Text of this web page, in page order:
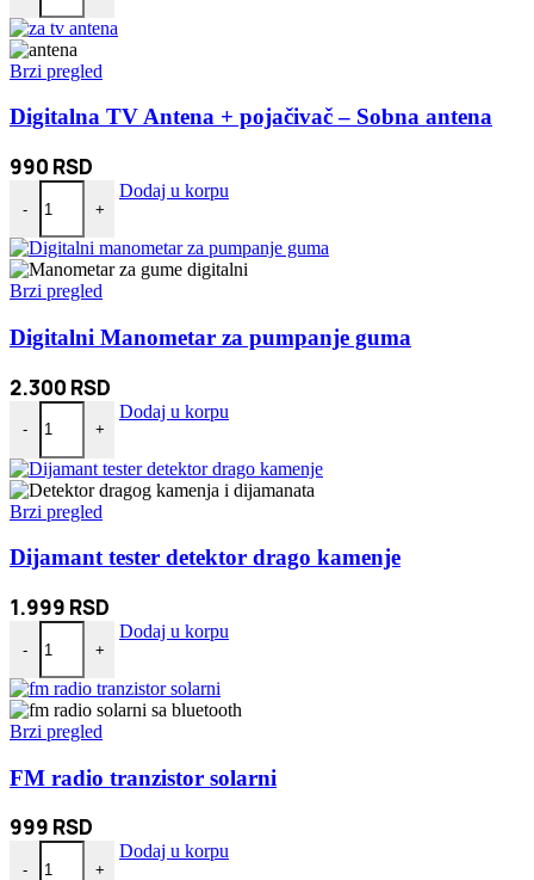
Brzi pregled
Digitalna TV Antena + pojačivač – Sobna antena
990 RSD
-
Digitalna TV Antena + pojačivač - Sobna antena količina
+
Dodaj u korpu
Brzi pregled
Digitalni Manometar za pumpanje guma
2.300 RSD
-
Digitalni Manometar za pumpanje guma količina
+
Dodaj u korpu
Brzi pregled
Dijamant tester detektor drago kamenje
1.999 RSD
-
Dijamant tester detektor drago kamenje količina
+
Dodaj u korpu
Brzi pregled
FM radio tranzistor solarni
999 RSD
-
FM radio tranzistor solarni količina
+
Dodaj u korpu